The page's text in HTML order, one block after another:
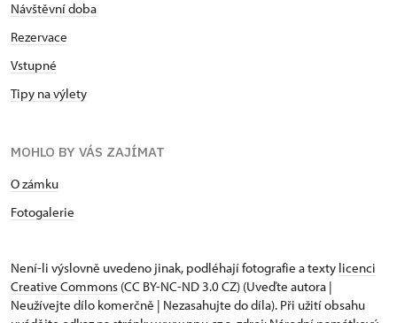
Návštěvní doba
Rezervace
Vstupné
Tipy na výlety
MOHLO BY VÁS ZAJÍMAT
O zámku
Fotogalerie
Není-li výslovně uvedeno jinak, podléhají fotografie a texty licenci
Creative Commons (CC BY-NC-ND 3.0 CZ) (Uveďte autora |
Neužívejte dílo komerčně | Nezasahujte do díla). Při užití obsahu